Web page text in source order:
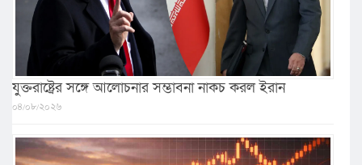
যুক্তরাষ্ট্রের সঙ্গে আলোচনার সম্ভাবনা নাকচ করল ইরান
০৪/০৮/২০২৬